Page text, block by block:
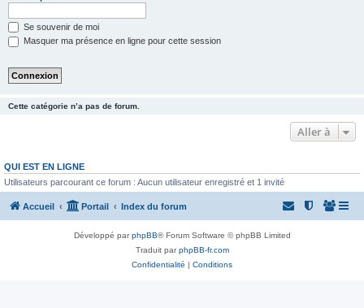
Se souvenir de moi
Masquer ma présence en ligne pour cette session
Cette catégorie n’a pas de forum.
Aller à
QUI EST EN LIGNE
Utilisateurs parcourant ce forum : Aucun utilisateur enregistré et 1 invité
Accueil Portail Index du forum
Développé parphpBB® Forum Software © phpBB Limited
Traduit parphpBB-fr.com
Confidentialité | Conditions